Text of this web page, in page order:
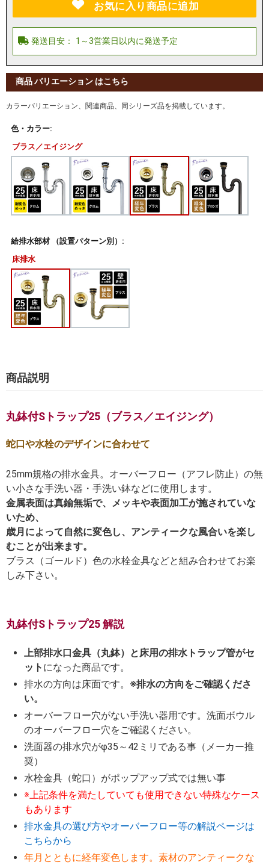
お気に入り商品に追加
商品 バリエーション はこちら
カラーバリエーション、関連商品、同シリーズ品を掲載しています。
色・カラー:
ブラス／エイジング
給排水部材 （設置パターン別）:
床排水
商品説明
丸鉢付Sトラップ25（ブラス／エイジング）
蛇口や水栓のデザインに合わせて
25mm規格の排水金具。オーバーフロー（アフレ防止）の無
い小さな手洗い器・手洗い鉢などに使用します。
金属表面は真鍮無垢で、メッキや表面加工が施されていな
いため、
歳月によって自然に変色し、アンティークな風合いを楽し
むことが出来ます。
ブラス（ゴールド）色の水栓金具などと組み合わせてお楽
しみ下さい。
丸鉢付Sトラップ25 解説
上部排水口金具（丸鉢）と床用の排水トラップ管がセ
ット になった商品です。
排水の方向は床面です。 ※排水の方向をご確認くださ
い。
オーバーフロー穴がない手洗い器用です。洗面ボウル
のオーバーフロー穴をご確認ください。
洗面器の排水穴がφ35～42ミリである事（メーカー推
奨）
水栓金具（蛇口）がポップアップ式では無い事
※上記条件を満たしていても使用できない特殊なケース
もあります
排水金具の選び方やオーバーフロー等の解説ページは
こちらから
年月とともに経年変色します。素材のアンティークな